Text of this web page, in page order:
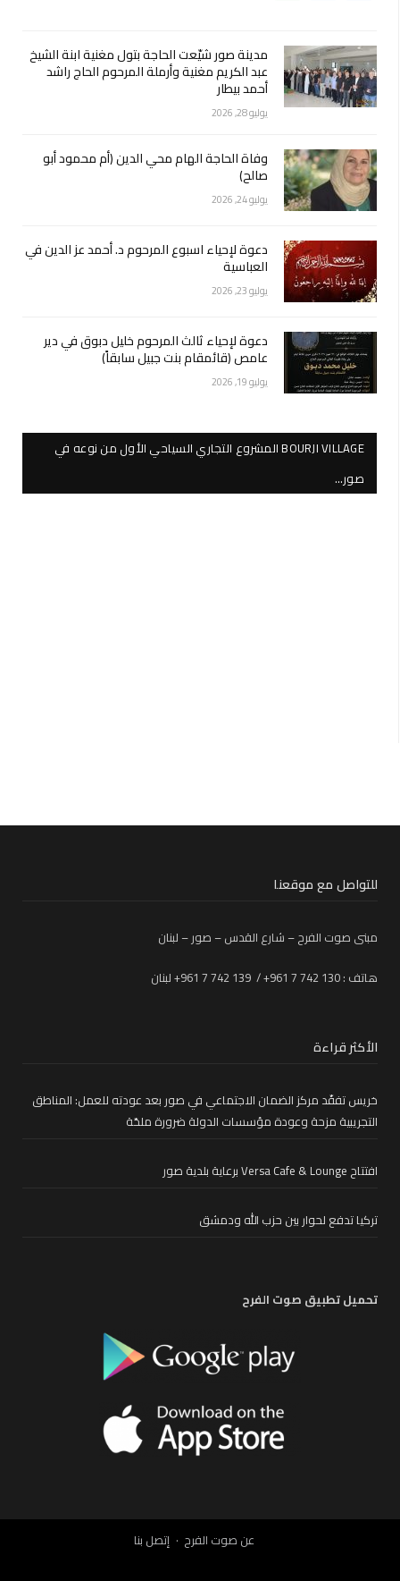
مدينة صور شيّعت الحاجة بتول مغنية ابنة الشيخ
عبد الكريم مغنية وأرملة المرحوم الحاج راشد
أحمد بيطار
يوليو 28, 2026
وفاة الحاجة الهام محي الدين (أم محمود أبو
صالح)
يوليو 24, 2026
دعوة لإحياء اسبوع المرحوم د. أحمد عز الدين في
العباسية
يوليو 23, 2026
دعوة لإحياء ثالث المرحوم خليل دبوق في دير
عامص (قائمقام بنت جبيل سابقاً)
يوليو 19, 2026
BOURJI VILLAGE المشروع التجاري السياحي الأول من نوعه في
صور…
للتواصل مع موقعنا
مبنى صوت الفرح – شارع القدس – صور – لبنان
هاتف : 130 742 7 961+ / 139 742 7 961+ لبنان
الأكثر قراءة
خريس تفقّد مركز الضمان الاجتماعي في صور بعد عودته للعمل: المناطق
التجريبية مزحة وعودة مؤسسات الدولة ضرورة ملحّة
افتتاح Versa Cafe & Lounge برعاية بلدية صور
تركيا تدفع لحوار بين حزب الله ودمشق
تحميل تطبيق صوت الفرح
عن صوت الفرح إتصل بنا